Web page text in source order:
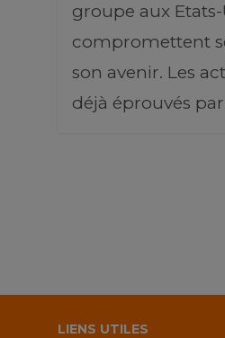
groupe aux Etats-
compromettent
son avenir. Les
déjà éprouvés
LIENS UTILES